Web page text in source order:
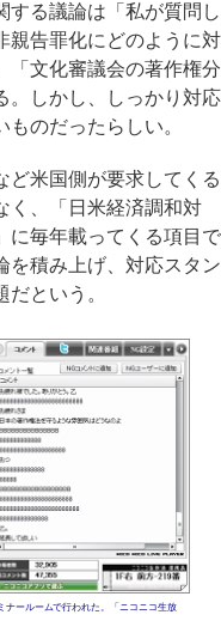
する議論は「私が質問し
親告罪化にどのように対
「文化審議会の著作権分
。しかし、しっかり対応
のだったらしい。
米国側が要求してくる
く、「日米経済調和対
に毎年載ってくる項目で
を積み上げ、対応スタン
という。
ナールームで行われた。「ニコニコ生放